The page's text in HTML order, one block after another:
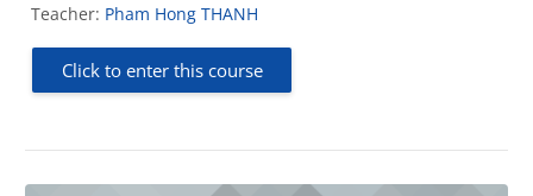
Teacher: Pham Hong THANH
Click to enter this course